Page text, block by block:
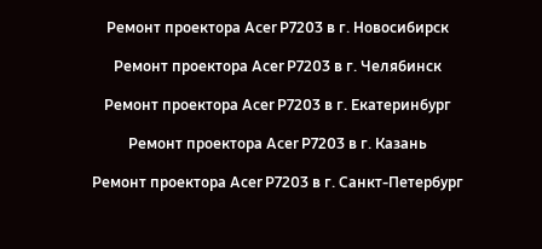
Ремонт проектора Acer P7203 в г. Новосибирск
Ремонт проектора Acer P7203 в г. Челябинск
Ремонт проектора Acer P7203 в г. Екатеринбург
Ремонт проектора Acer P7203 в г. Казань
Ремонт проектора Acer P7203 в г. Санкт-Петербург